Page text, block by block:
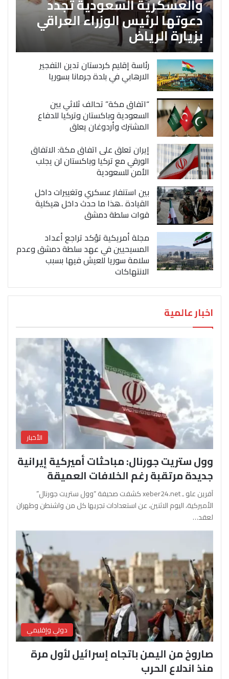
دعوتها لرئيس الوزراء العراقي
بزيارة الرياض
رئاسة إقليم كردستان تدين التفجير
الارهابي في بلدة جرمانا بسوريا
“اتفاق مكة” تحالف ثلاثي بين
السعودية وباكستان وتركيا للدفاع
المشترك وأردوغان يعلق
إيران تعلق على اتفاق مكة: الاتفاق
الورقي مع تركيا وباكستان لن يجلب
الأمن للسعودية
بين استنفار عسكري وتغييرات داخل
القيادة ..هذا ما حدث داخل هيكلية
قوات سلطة دمشق
مجلة أمريكية تؤكد تراجع أعداد
المسيحيين في عهد سلطة دمشق وعدم
سلامة سوريا للعيش فيها بسبب
الانتهاكات
اخبار عالمية
الأخبار
وول ستريت جورنال: مباحثات أميركية إيرانية
جديدة مرتقبة رغم الخلافات العميقة
آفرين علو ـ xeber24.net كشفت صحيفة “وول ستريت جورنال”
الأميركية، اليوم الاثنين، عن استعدادات تجريها كل من واشنطن وطهران
لعقد…
دولي وإقليمي
صاروخ من اليمن باتجاه إسرائيل لأول مرة
منذ اندلاع الحرب